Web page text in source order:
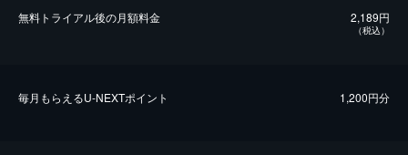
無料トライアル後の⽉額料金 2,189円
（税込）
毎⽉もらえるU-NEXTポイント 1,200円分